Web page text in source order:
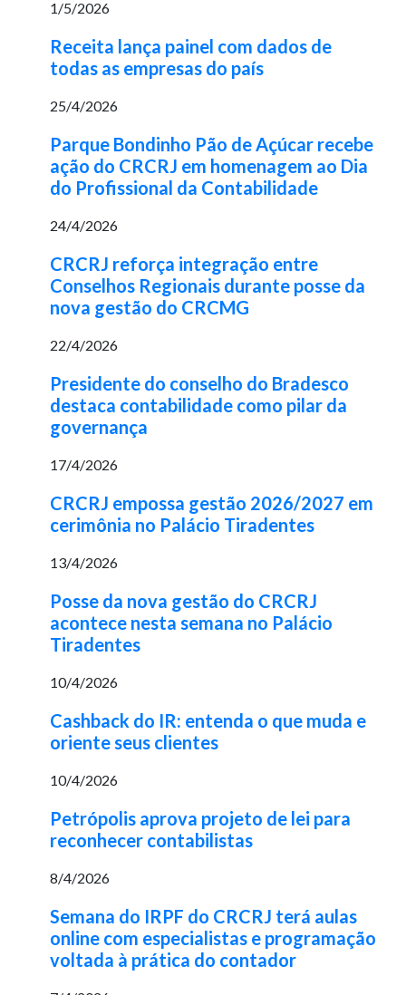
1/5/2026
Receita lança painel com dados de
todas as empresas do país
25/4/2026
Parque Bondinho Pão de Açúcar recebe
ação do CRCRJ em homenagem ao Dia
do Profissional da Contabilidade
24/4/2026
CRCRJ reforça integração entre
Conselhos Regionais durante posse da
nova gestão do CRCMG
22/4/2026
Presidente do conselho do Bradesco
destaca contabilidade como pilar da
governança
17/4/2026
CRCRJ empossa gestão 2026/2027 em
cerimônia no Palácio Tiradentes
13/4/2026
Posse da nova gestão do CRCRJ
acontece nesta semana no Palácio
Tiradentes
10/4/2026
Cashback do IR: entenda o que muda e
oriente seus clientes
10/4/2026
Petrópolis aprova projeto de lei para
reconhecer contabilistas
8/4/2026
Semana do IRPF do CRCRJ terá aulas
online com especialistas e programação
voltada à prática do contador